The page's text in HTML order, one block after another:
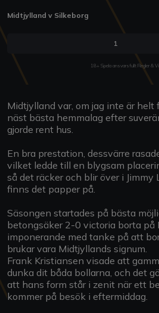
Midtjylland v Silkeborg
1
18+ Spela ansvarsfullt Regler &
Midtjylland var, om jag inte är helt
näst bästa hemmalag efter
gjorde rent hus.
En bra prestation, dessvärre
vilket ledde till en blygsam
så det räcker och blir över i Jimmy
finns det papper på.
Säsongen startades på bästa
betongsäker 2-0 victoria borta på
imponerande med tanke på att
brukar vara Midtjyllands signum.
Frank Kristiansen visade att
dunka dit båda bollarna, och det
att hans form står i zenit när ett
kommer på besök i eftermiddag.